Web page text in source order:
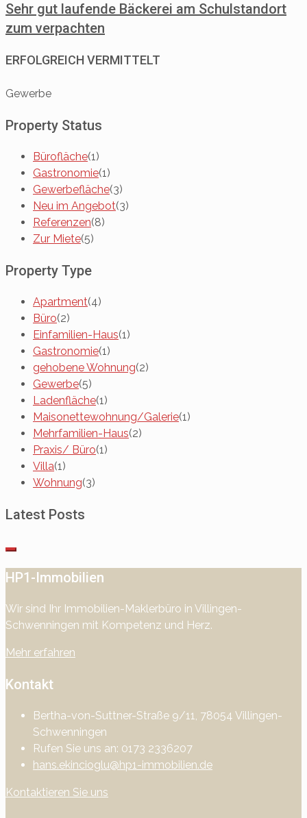
Sehr gut laufende Bäckerei am Schulstandort
zum verpachten
ERFOLGREICH VERMITTELT
Gewerbe
Property Status
Bürofläche(1)
Gastronomie(1)
Gewerbefläche(3)
Neu im Angebot(3)
Referenzen(8)
Zur Miete(5)
Property Type
Apartment(4)
Büro(2)
Einfamilien-Haus(1)
Gastronomie(1)
gehobene Wohnung(2)
Gewerbe(5)
Ladenfläche(1)
Maisonettewohnung/Galerie(1)
Mehrfamilien-Haus(2)
Praxis/ Büro(1)
Villa(1)
Wohnung(3)
Latest Posts
HP1-Immobilien
Wir sind Ihr Immobilien-Maklerbüro in Villingen-
Schwenningen mit Kompetenz und Herz.
Mehr erfahren
Kontakt
Bertha-von-Suttner-Straße 9/11, 78054 Villingen-
Schwenningen
Rufen Sie uns an: 0173 2336207
hans.ekincioglu@hp1-immobilien.de
Kontaktieren Sie uns